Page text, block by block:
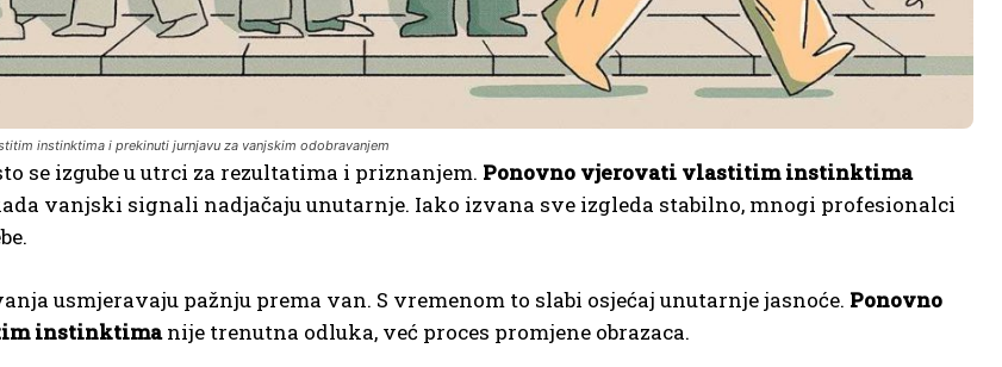
instinktima i prekinuti jurnjavu za vanjskim odobravanjem
se izgube u utrci za rezultatima i priznanjem. Ponovno vjerovati vlastitim instinktima
vanjski signali nadjačaju unutarnje. Iako izvana sve izgleda stabilno, mnogi profesionalci
usmjeravaju pažnju prema van. S vremenom to slabi osjećaj unutarnje jasnoće. Ponovno
instinktimanije trenutna odluka, već proces promjene obrazaca.